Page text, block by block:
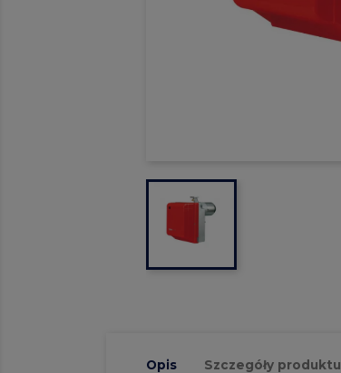
Opis Szczegóły produktu